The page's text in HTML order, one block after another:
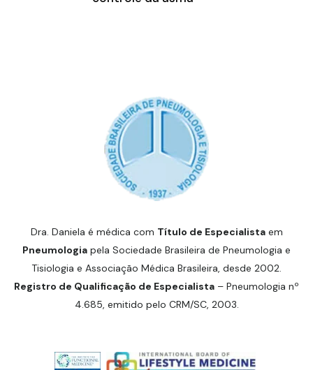
Dra. Daniela é médica com Título de Especialistaem
Pneumologia pela Sociedade Brasileira de Pneumologia e
Tisiologia e Associação Médica Brasileira, desde 2002.
Registro de Qualificação de Especialista – Pneumologia nº
4.685, emitido pelo CRM/SC, 2003.